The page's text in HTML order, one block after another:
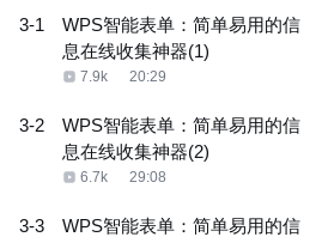
3-1
WPS智能表单：简单易用的信
息在线收集神器(1)
7.9k 20:29
3-2
WPS智能表单：简单易用的信
息在线收集神器(2)
6.7k 29:08
3-3
WPS智能表单：简单易用的信